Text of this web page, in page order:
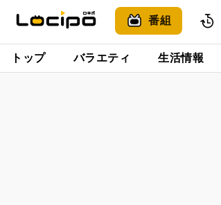
番組
トップ バラエティ 生活情報